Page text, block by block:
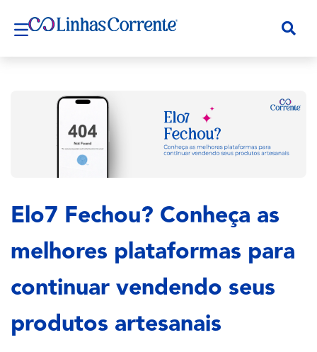
Elo7 Fechou? Conheça as
melhores plataformas para
continuar vendendo seus
produtos artesanais